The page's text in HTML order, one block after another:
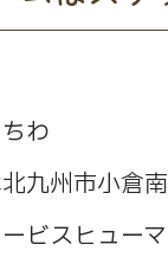
わ
九州市小倉
ビスヒュー